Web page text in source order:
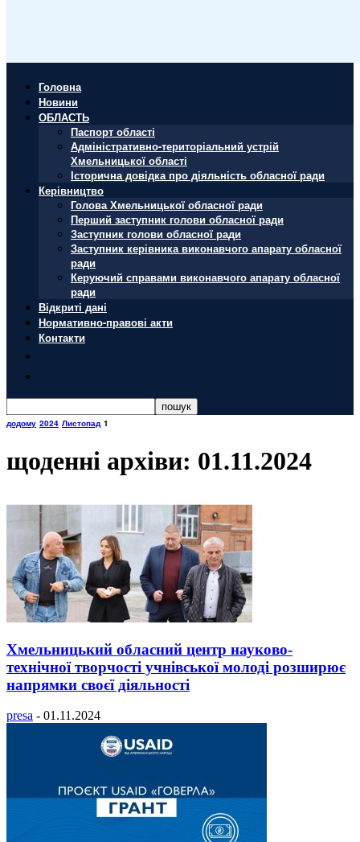
Головна
Новини
ОБЛАСТЬ
Паспорт області
Адміністративно-територіальний устрій
Хмельницької області
Історична довідка про діяльність обласної ради
Керівництво
Голова Хмельницької обласної ради
Перший заступник голови обласної ради
Заступник голови обласної ради
Заступник керівника виконавчого апарату обласної
ради
Керуючий справами виконавчого апарату обласної
ради
Відкриті дані
Нормативно-правові акти
Контакти
додому 2024 Листопад 1
щоденні архіви: 01.11.2024
Хмельницький обласний центр науково-
технічної творчості учнівської молоді розширює
напрямки своєї діяльності
presa - 01.11.2024